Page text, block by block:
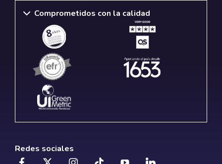
Comprometidos con la calidad
Redes sociales